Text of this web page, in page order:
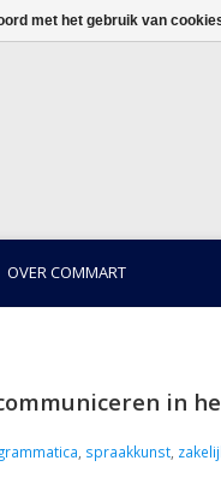
OVER COMMART
in
grammatica spraakkunst
met het gebruik van